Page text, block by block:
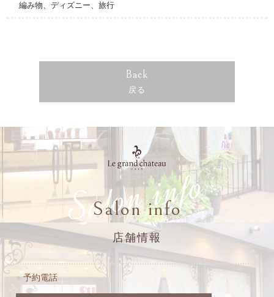
編み物、ディズニー、旅行
Back
戻る
Salon info
Salon info
店舗情報
●予約電話